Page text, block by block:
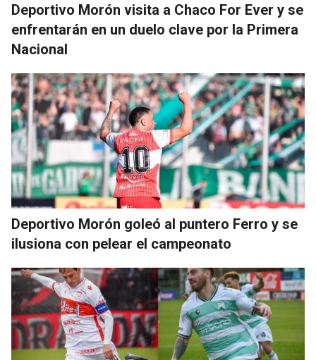
Deportivo Morón visita a Chaco For Ever y se
enfrentarán en un duelo clave por la Primera
Nacional
Deportivo Morón goleó al puntero Ferro y se
ilusiona con pelear el campeonato